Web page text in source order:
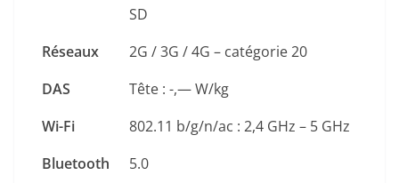
SD
Réseaux
2G / 3G / 4G – catégorie 20
DAS
Tête : -,— W/kg
Wi-Fi
802.11 b/g/n/ac : 2,4 GHz – 5 GHz
Bluetooth
5.0